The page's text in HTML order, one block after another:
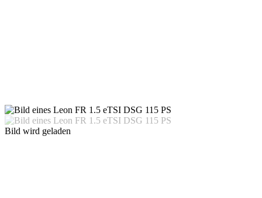
Bild wird geladen